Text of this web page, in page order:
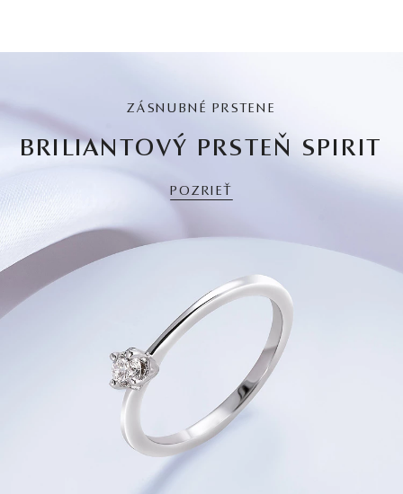
ZÁSNUBNÉ PRSTENE
BRILIANTOVÝ PRSTEŇ SPIRIT
POZRIEŤ